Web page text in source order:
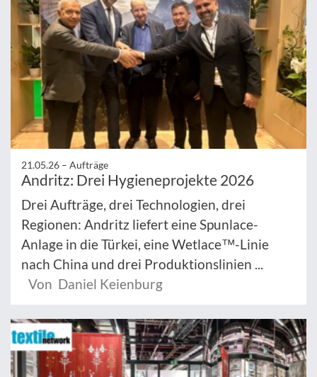
21.05.26 – Aufträge
Andritz: Drei Hygieneprojekte 2026
Drei Aufträge, drei Technologien, drei
Regionen: Andritz liefert eine Spunlace-
Anlage in die Türkei, eine Wetlace™-Linie
nach China und drei Produktionslinien ...
Von Daniel Keienburg